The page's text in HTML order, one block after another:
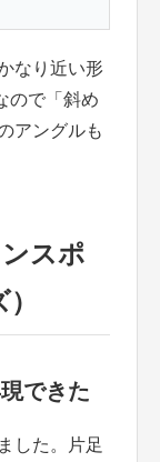
なり近い形
ので「斜め
アングルも
スポ
できた
した。片足